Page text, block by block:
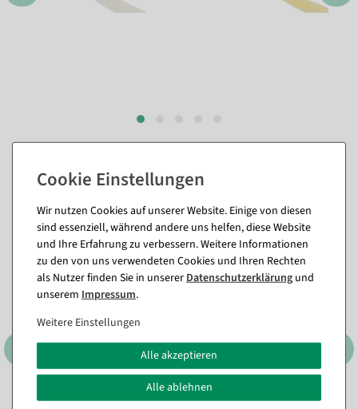
Passende Artikel zu diesem Produkt
(8)
Wir nutzen Cookies auf unserer Website. Einige von diesen
sind essenziell, während andere uns helfen, diese Website
und Ihre Erfahrung zu verbessern. Weitere Informationen
zu den von uns verwendeten Cookies und Ihren Rechten
als Nutzer finden Sie in unsererDaten­schutz­erklärung und
unserem Impressum.
Weitere Einstellungen
Alle akzeptieren
Alle ablehnen